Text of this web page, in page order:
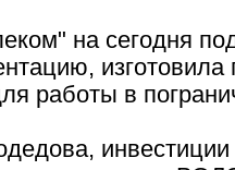
на сегодня
изготовила
работы в